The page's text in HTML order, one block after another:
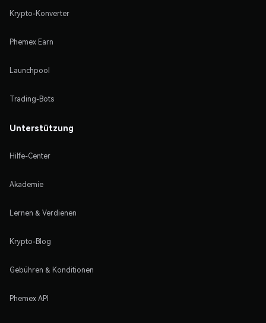
Krypto-Konverter
Phemex Earn
Launchpool
Trading-Bots
Unterstützung
Hilfe-Center
Akademie
Lernen & Verdienen
Krypto-Blog
Gebühren & Konditionen
Phemex API